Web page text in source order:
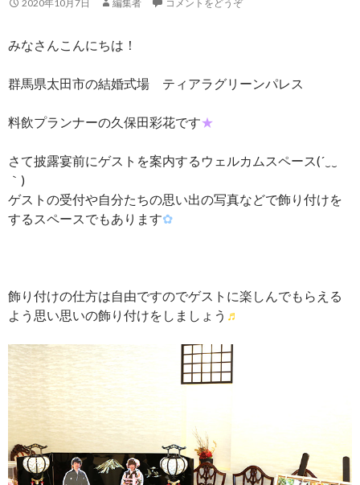
2020年10月7日 編集者 コメントをどうぞ
みなさんこんにちは！
群馬県太田市の結婚式場 ティアラグリーンパレス
料飲プランナーの久保田彩花です★
さて披露宴前にゲストを案内するウェルカムスペース(´‿‿
｀)
ゲストの受付や自分たちの思い出の写真などで飾り付けを
するスペースでもあります✿
飾り付けの仕方は自由ですのでゲストに楽しんでもらえる
よう思い思いの飾り付けをしましょう ♬